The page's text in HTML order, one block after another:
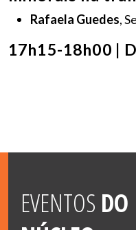
Rafaela Guedes,
17h15-18h00 |
EVENTOS DO